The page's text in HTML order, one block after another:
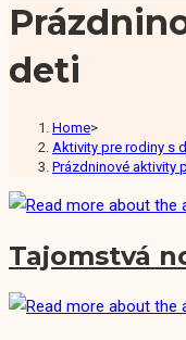
deti
Home>
Aktivity pre rodiny s
Prázdninové aktivity
Tajomstvá